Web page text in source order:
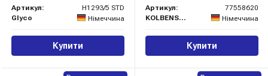
Артикул:
H1293/5 STD
Glyco
Німеччина
Купити
Артикул:
77558620
KOLBENSCHMIDT
Німеччина
Купити